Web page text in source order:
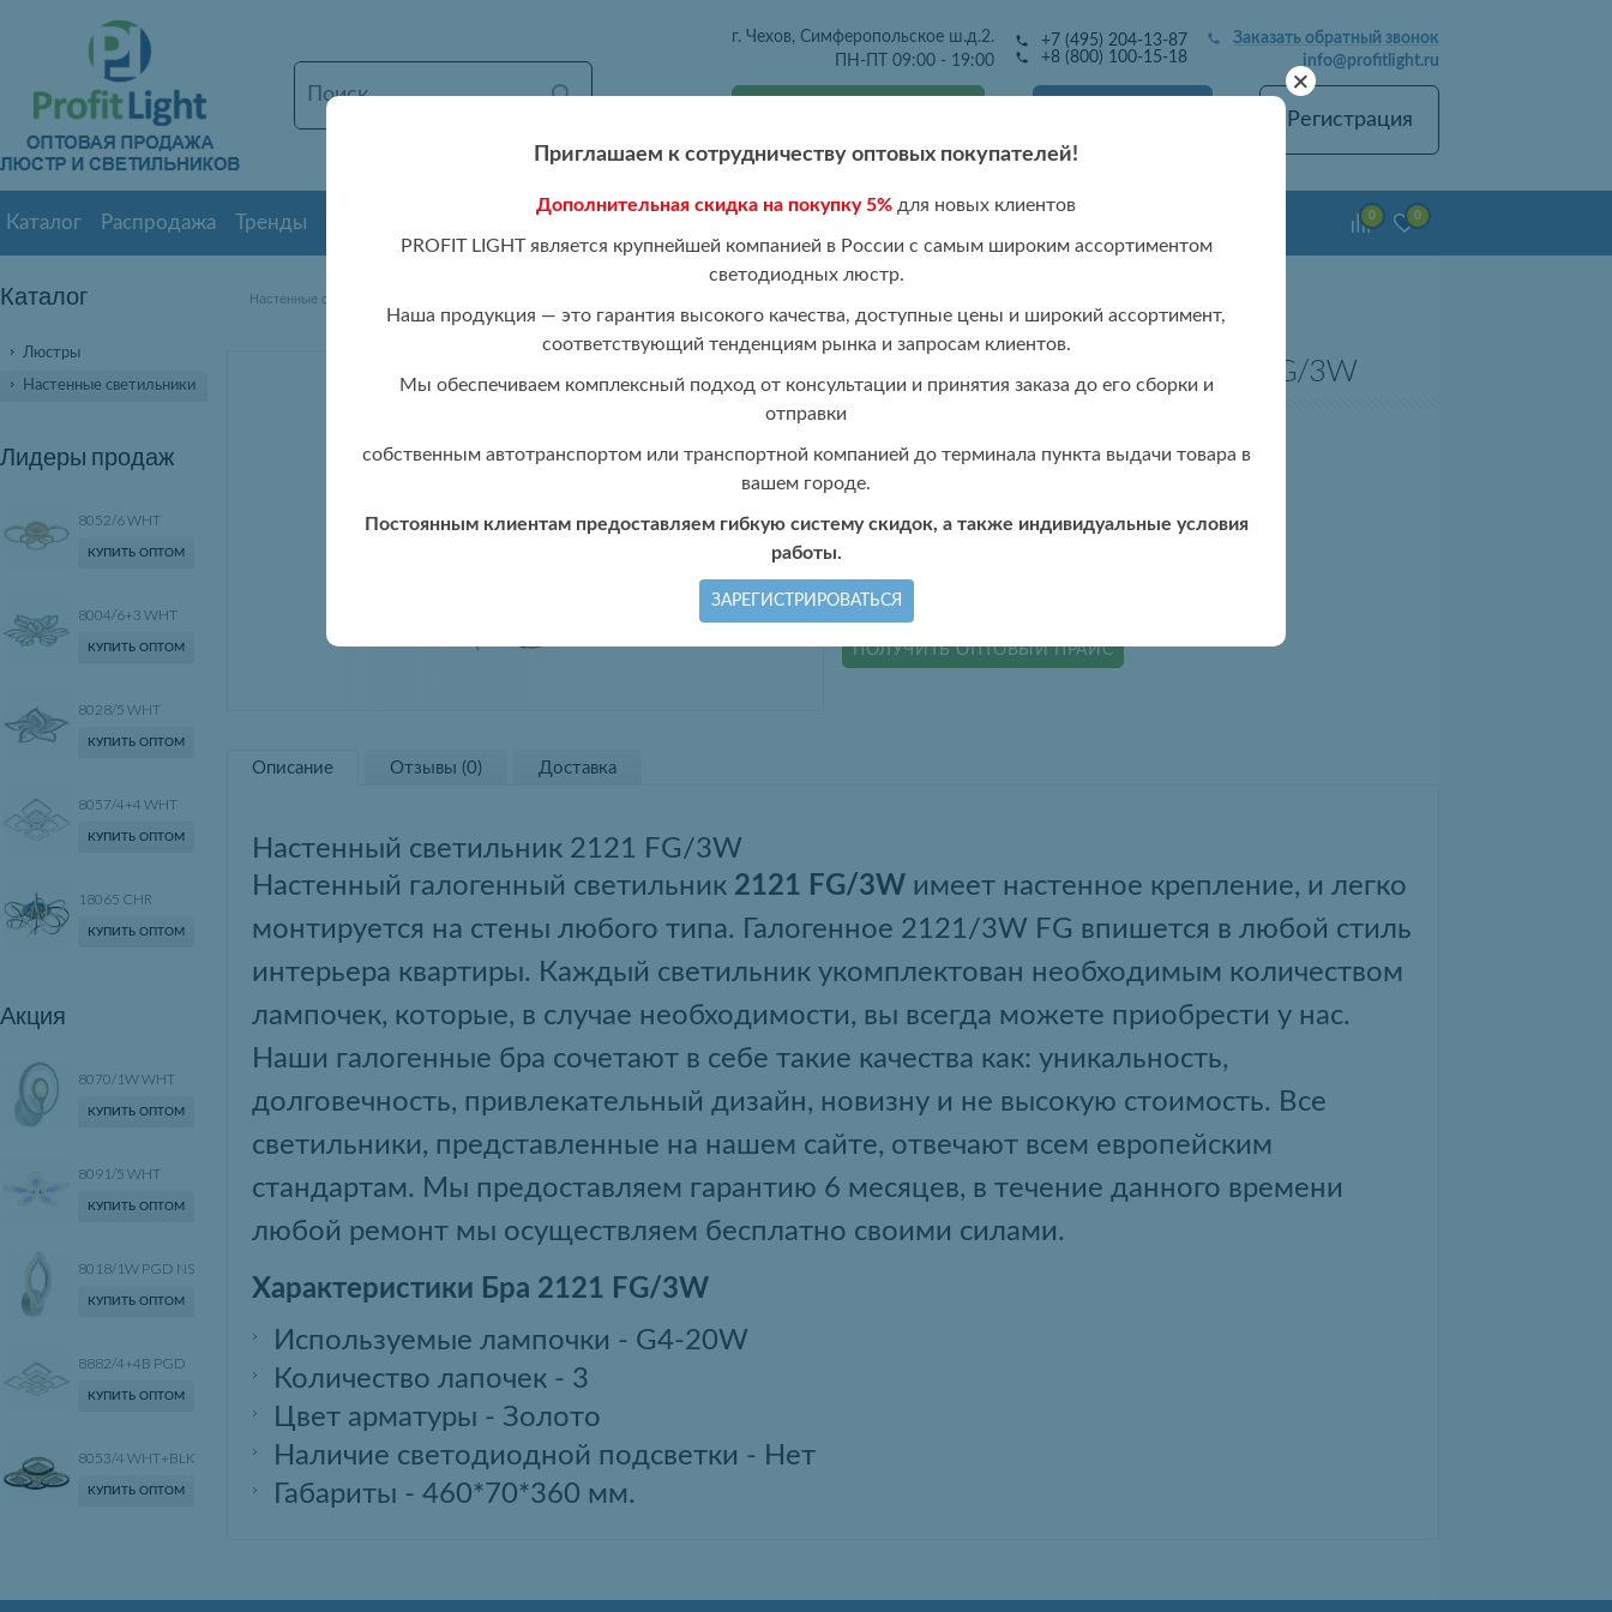
г. Чехов, Симферопольское ш.д.2.
ПН-ПТ 09:00 - 19:00
+7 (495) 204-13-87
+8 (800) 100-15-18
Заказать обратный звонок
info@profitlight.ru
Регистрация
Каталог Распродажа Тренды 0 0
Каталог
Люстры
Настенные светильники
Лидеры продаж
8052/6 WHT
КУПИТЬ ОПТОМ
8004/6+3 WHT
КУПИТЬ ОПТОМ
8028/5 WHT
КУПИТЬ ОПТОМ
8057/4+4 WHT
КУПИТЬ ОПТОМ
18065 CHR
КУПИТЬ ОПТОМ
Акция
8070/1W WHT
КУПИТЬ ОПТОМ
8091/5 WHT
КУПИТЬ ОПТОМ
8018/1W PGD NS
КУПИТЬ ОПТОМ
8882/4+4B PGD
КУПИТЬ ОПТОМ
8053/4 WHT+BLK
КУПИТЬ ОПТОМ
Настенные светильники оптом
Настенный светильник 2121 FG/3W
Стоимость:
Цвет изделия: Золото
КУПИТЬ ОПТОМ
ПОЛУЧИТЬ ОПТОВЫЙ ПРАЙС
Описание Отзывы (0) Доставка
Настенный светильник 2121 FG/3W
Настенный галогенный светильник 2121 FG/3W имеет настенное крепление, и легко
монтируется на стены любого типа. Галогенное 2121/3W FG впишется в любой стиль
интерьера квартиры. Каждый светильник укомплектован необходимым количеством
лампочек, которые, в случае необходимости, вы всегда можете приобрести у нас.
Наши галогенные бра сочетают в себе такие качества как: уникальность,
долговечность, привлекательный дизайн, новизну и не высокую стоимость. Все
светильники, представленные на нашем сайте, отвечают всем европейским
стандартам. Мы предоставляем гарантию 6 месяцев, в течение данного времени
любой ремонт мы осуществляем бесплатно своими силами.
Характеристики Бра 2121 FG/3W
Используемые лампочки - G4-20W
Количество лапочек - 3
Цвет арматуры - Золото
Наличие светодиодной подсветки - Нет
Габариты - 460*70*360 мм.
+
Приглашаем к сотрудничеству оптовых покупателей!
Дополнительная скидка на покупку 5% для новых клиентов
PROFIT LIGHT является крупнейшей компанией в России с самым широким ассортиментом
светодиодных люстр.
Наша продукция — это гарантия высокого качества, доступные цены и широкий ассортимент,
соответствующий тенденциям рынка и запросам клиентов.
Мы обеспечиваем комплексный подход от консультации и принятия заказа до его сборки и
отправки
собственным автотранспортом или транспортной компанией до терминала пункта выдачи товара в
вашем городе.
Постоянным клиентам предоставляем гибкую систему скидок, а также индивидуальные условия
работы.
ЗАРЕГИСТРИРОВАТЬСЯ